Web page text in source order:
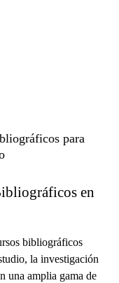
para
en
bibliográficos
la investigación
una amplia gama de